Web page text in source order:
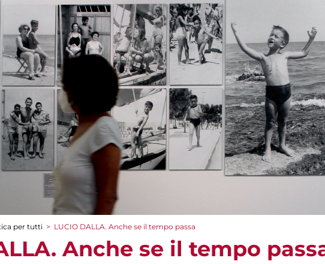
per tutti > LUCIO DALLA. Anche se il tempo passa
Anche se il tempo